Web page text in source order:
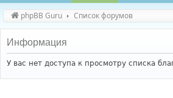
phpBB Guru Список форумов
Информация
У вас нет доступа к просмотру списка